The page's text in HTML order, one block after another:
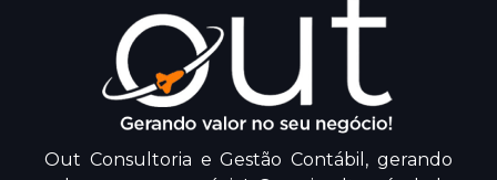
Out Consultoria e Gestão Contábil, gerando